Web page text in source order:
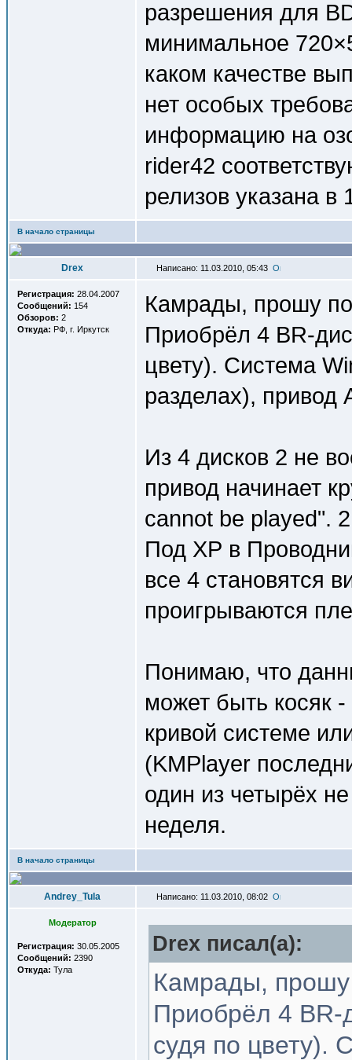
разрешения для
минимальное
каком качестве
нет особых
информацию на
rider42
релизов указана в
В начало страницы
Drex Написано: 11.03.2010, 05:43
Регистрация: 28.04.2007
Сообщений: 154
Обзоров: 2
Откуда: РФ, г. Иркутск
Камрады, прошу
Приобрёл 4 BR-
цвету). Система
разделах), привод
Из 4 дисков 2 не
привод начинает
cannot be played".
Под ХР в
все 4 становятся
проигрываются
Понимаю, что
может быть косяк
кривой системе
(KMPlayer
один из четырёх
неделя.
В начало страницы
Andrey_Tula Написано: 11.03.2010, 08:02
Модератор
Регистрация: 30.05.2005
Сообщений: 2390
Откуда: Тула
Drex писал(a):
Камрады,
Приобрёл 4 BR-
судя по цвету).